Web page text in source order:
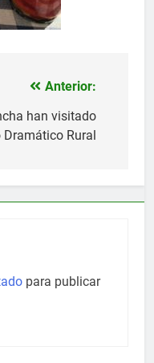
Anterior:
han visitado
Dramático Rural
para publicar